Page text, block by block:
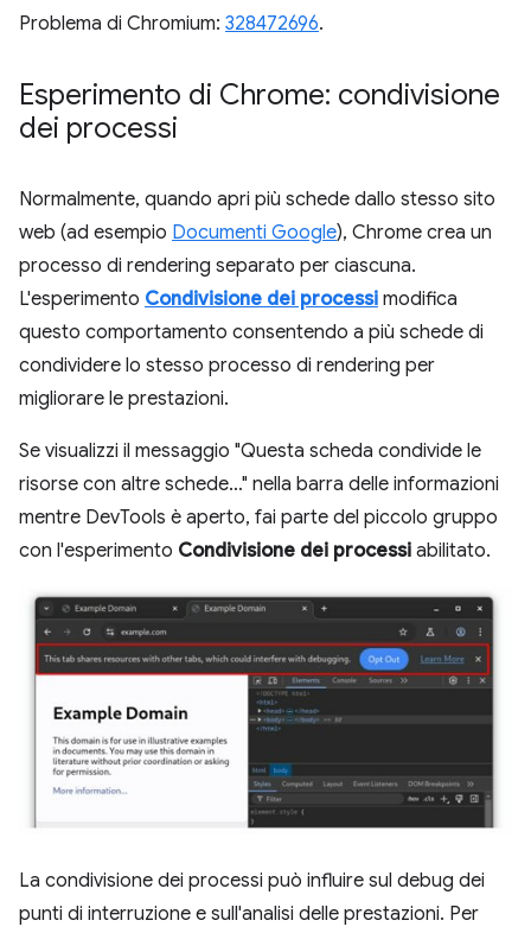
Problema di Chromium: 328472696.
Esperimento di Chrome: condivisione
dei processi
Normalmente, quando apri più schede dallo stesso sito
web (ad esempio Documenti Google), Chrome crea un
processo di rendering separato per ciascuna.
L'esperimento Condivisione dei processi modifica
questo comportamento consentendo a più schede di
condividere lo stesso processo di rendering per
migliorare le prestazioni.
Se visualizzi il messaggio "Questa scheda condivide le
risorse con altre schede…" nella barra delle informazioni
mentre DevTools è aperto, fai parte del piccolo gruppo
con l'esperimento Condivisione dei processi abilitato.
La condivisione dei processi può influire sul debug dei
punti di interruzione e sull'analisi delle prestazioni. Per